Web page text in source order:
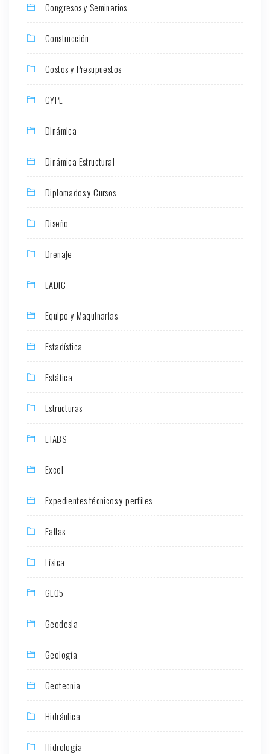
Congresos y Seminarios
Construcción
Costos y Presupuestos
CYPE
Dinámica
Dinámica Estructural
Diplomados y Cursos
Diseño
Drenaje
EADIC
Equipo y Maquinarias
Estadística
Estática
Estructuras
ETABS
Excel
Expedientes técnicos y perfiles
Fallas
Física
GEO5
Geodesia
Geología
Geotecnia
Hidráulica
Hidrología